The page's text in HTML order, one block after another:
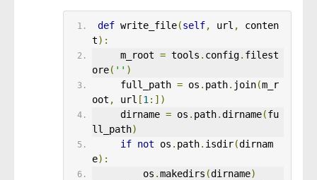
def write_file(self, url ,
conten
t):
     m_root
= tools . config. filest
ore( '' )
     full_path
= os . path. join(m_r
oot , url [1 :])
     dirname
= os . path.dirname(fu
ll_path)
if not os . path. isdir(dirnam
e):
         os
.makedirs (dirname)